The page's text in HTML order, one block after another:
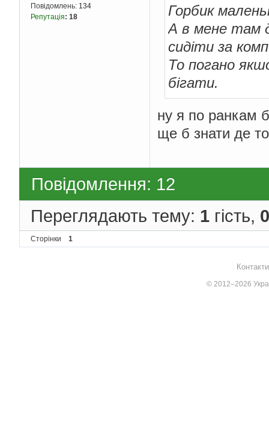
Повідомлень: 134
Репутація: 18
Горбик
А в мене там
сидіти за
То погано
бігати.
ну я по ранкам
ще б знати де
Повідомлення: 12
Переглядають тему: 1 гість, 0
Сторінки 1
© 2012–2026